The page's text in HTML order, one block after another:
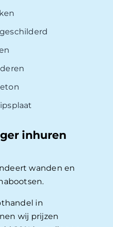
inhuren
wanden en
in
wij prijzen